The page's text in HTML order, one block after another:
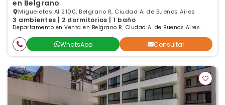
en Belgrano
Migueletes Al 2100, Belgrano R, Ciudad A. de Buenos Aires
3 ambientes | 2 dormitorios | 1 baño
Departamento en Venta en Belgrano R, Ciudad A. de Buenos Aires
WhatsApp Consultar